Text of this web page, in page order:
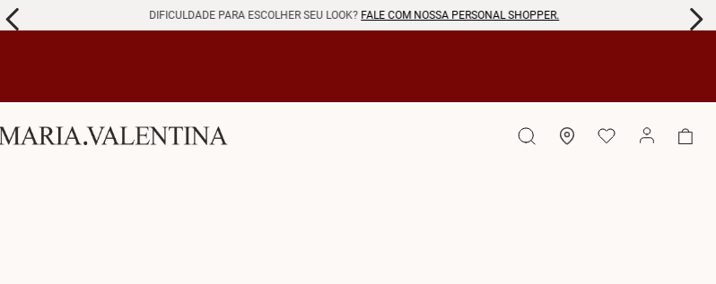
DIFICULDADE PARA ESCOLHER SEU LOOK? FALE COM NOSSA PERSONAL SHOPPER.